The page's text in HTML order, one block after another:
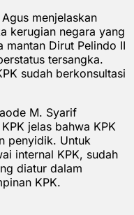
menjelaskan
kerugian negara yang
mantan Dirut Pelindo II
tersangka.
sudah berkonsultasi
M. Syarif
jelas bahwa KPK
penyidik. Untuk
internal KPK, sudah
diatur dalam
KPK.